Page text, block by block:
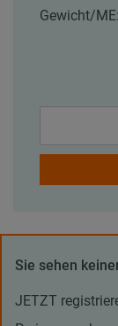
Gewicht/ME:
Sie sehen
JETZT